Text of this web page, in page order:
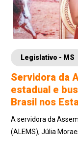
Legislativo - MS
Servidora da
estadual e
Brasil nos
A servidora da
(ALEMS), Júlia